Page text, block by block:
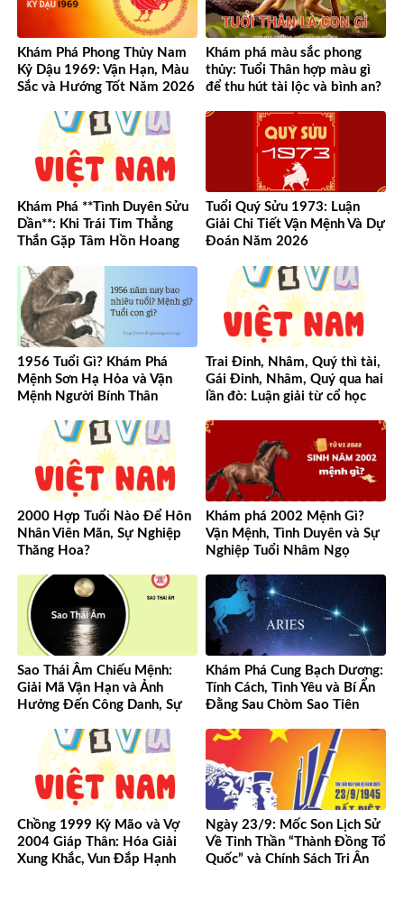
Khám Phá Phong Thủy Nam
Kỷ Dậu 1969: Vận Hạn, Màu
Sắc và Hướng Tốt Năm 2026
Khám phá màu sắc phong
thủy: Tuổi Thân hợp màu gì
để thu hút tài lộc và bình an?
Khám Phá **Tình Duyên Sửu
Dần**: Khi Trái Tim Thẳng
Thắn Gặp Tâm Hồn Hoang
Tuổi Quý Sửu 1973: Luận
Giải Chi Tiết Vận Mệnh Và Dự
Đoán Năm 2026
1956 Tuổi Gì? Khám Phá
Mệnh Sơn Hạ Hỏa và Vận
Mệnh Người Bính Thân
Trai Đinh, Nhâm, Quý thì tài,
Gái Đinh, Nhâm, Quý qua hai
lần đò: Luận giải từ cổ học
2000 Hợp Tuổi Nào Để Hôn
Nhân Viên Mãn, Sự Nghiệp
Thăng Hoa?
Khám phá 2002 Mệnh Gì?
Vận Mệnh, Tình Duyên và Sự
Nghiệp Tuổi Nhâm Ngọ
Sao Thái Âm Chiếu Mệnh:
Giải Mã Vận Hạn và Ảnh
Hưởng Đến Công Danh, Sự
Khám Phá Cung Bạch Dương:
Tính Cách, Tình Yêu và Bí Ẩn
Đằng Sau Chòm Sao Tiên
Chồng 1999 Kỷ Mão và Vợ
2004 Giáp Thân: Hóa Giải
Xung Khắc, Vun Đắp Hạnh
Ngày 23/9: Mốc Son Lịch Sử
Về Tinh Thần “Thành Đồng Tổ
Quốc” và Chính Sách Tri Ân